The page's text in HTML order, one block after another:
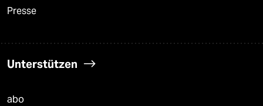
Presse
Unterstützen
abo